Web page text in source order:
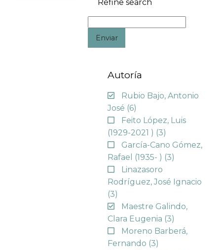
Refine search
Enviar
Autoría
Rubio Bajo, Antonio
José (6)
Feito López, Luis
(1929-2021 ) (3)
García-Cano Gómez,
Rafael (1935- ) (3)
Linazasoro
Rodríguez, José Ignacio
(3)
Maestre Galindo,
Clara Eugenia (3)
Moreno Barberá,
Fernando (3)